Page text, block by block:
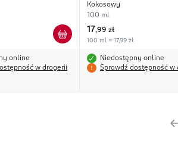
online
w drogerii
Kokosowy
100 ml
17,99 zł
100 ml = 17,99 zł
Niedostępny online
Sprawdź dostępność w